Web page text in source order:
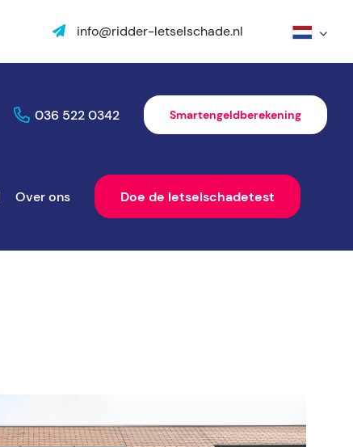
info@ridder-letselschade.nl
036 522 0342 Smartengeldberekening
Over ons Doe de letselschadetest